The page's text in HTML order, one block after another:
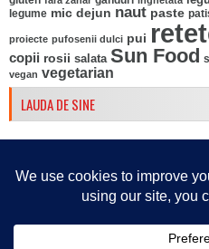
legume mic dejun naut paste
proiecte pufosenii dulci pui
copii rosii salata Sun Food
vegan vegetarian
LAUDA DE SINE